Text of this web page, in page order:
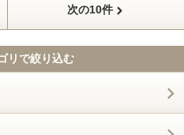
次の10件
リで絞り込む